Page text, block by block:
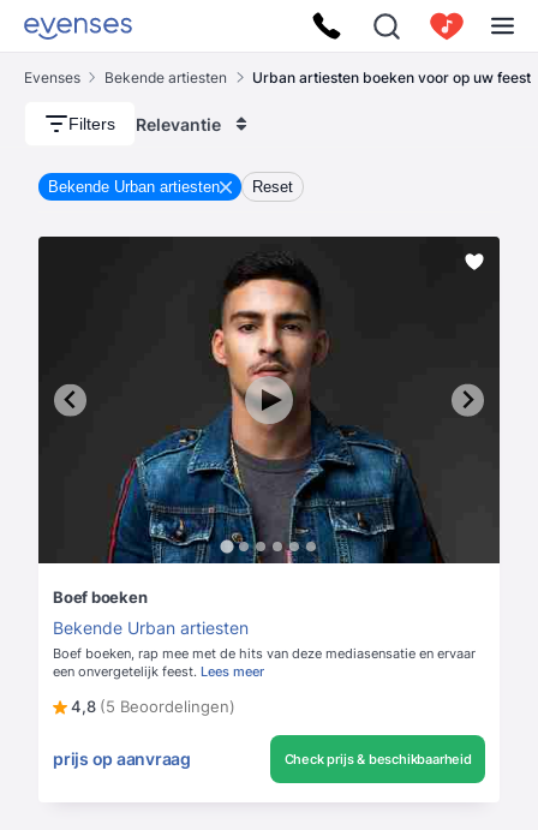
Evenses Bekende artiesten Urban artiesten boeken voor op uw feest
Filters Relevantie
Bekende Urban artiesten Reset
Boef boeken
Bekende Urban artiesten
Boef boeken, rap mee met de hits van deze mediasensatie en ervaar
een onvergetelijk feest. Lees meer
4,8 (5 Beoordelingen)
prijs op aanvraag Check prijs & beschikbaarheid